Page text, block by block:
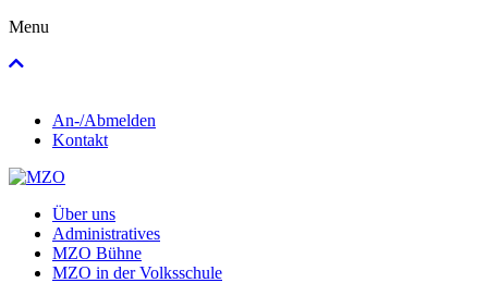
Menu
An-/Abmelden
Kontakt
Über uns
Administratives
MZO Bühne
MZO in der Volksschule